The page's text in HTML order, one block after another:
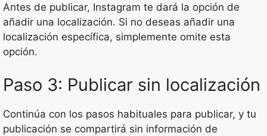
Antes de publicar, Instagram te dará la opción de
añadir una localización. Si no deseas añadir una
localización específica, simplemente omite esta
opción.
Paso 3: Publicar sin localización
Continúa con los pasos habituales para publicar, y tu
publicación se compartirá sin información de